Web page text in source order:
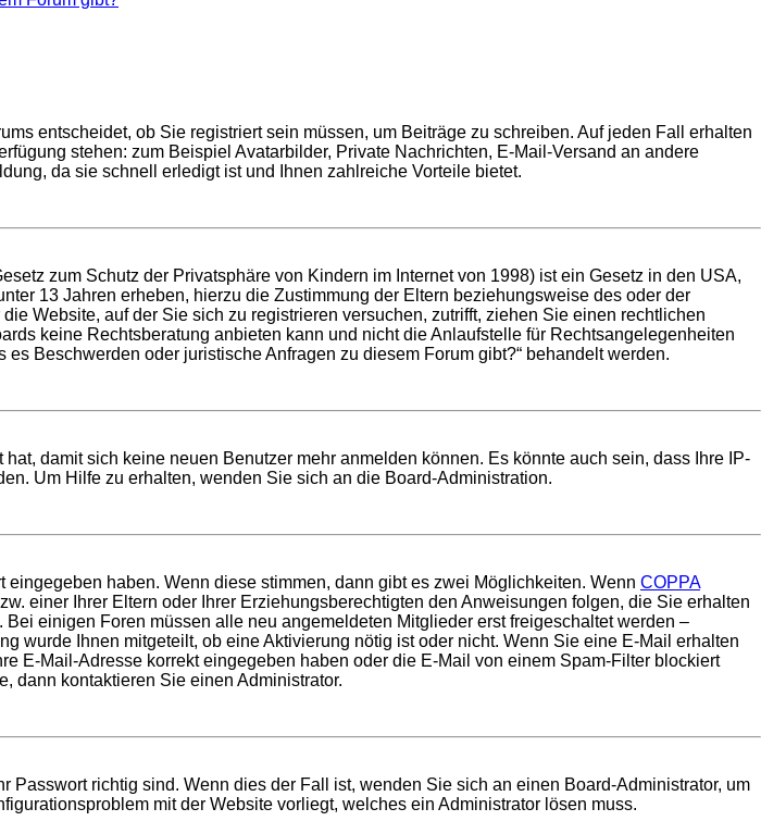
entscheidet, ob Sie registriert sein müssen, um Beiträge zu schreiben. Auf jeden Fall erhalten
stehen: zum Beispiel Avatarbilder, Private Nachrichten, E-Mail-Versand an andere
da sie schnell erledigt ist und Ihnen zahlreiche Vorteile bietet.
zum Schutz der Privatsphäre von Kindern im Internet von 1998) ist ein Gesetz in den USA,
13 Jahren erheben, hierzu die Zustimmung der Eltern beziehungsweise des oder der
Website, auf der Sie sich zu registrieren versuchen, zutrifft, ziehen Sie einen rechtlichen
keine Rechtsberatung anbieten kann und nicht die Anlaufstelle für Rechtsangelegenheiten
Beschwerden oder juristische Anfragen zu diesem Forum gibt?“ behandelt werden.
damit sich keine neuen Benutzer mehr anmelden können. Es könnte auch sein, dass Ihre IP-
Um Hilfe zu erhalten, wenden Sie sich an die Board-Administration.
haben. Wenn diese stimmen, dann gibt es zwei Möglichkeiten. Wenn COPPA
einer Ihrer Eltern oder Ihrer Erziehungsberechtigten den Anweisungen folgen, die Sie erhalten
einigen Foren müssen alle neu angemeldeten Mitglieder erst freigeschaltet werden –
wurde Ihnen mitgeteilt, ob eine Aktivierung nötig ist oder nicht. Wenn Sie eine E-Mail erhalten
E-Mail-Adresse korrekt eingegeben haben oder die E-Mail von einem Spam-Filter blockiert
dann kontaktieren Sie einen Administrator.
richtig sind. Wenn dies der Fall ist, wenden Sie sich an einen Board-Administrator, um
mit der Website vorliegt, welches ein Administrator lösen muss.